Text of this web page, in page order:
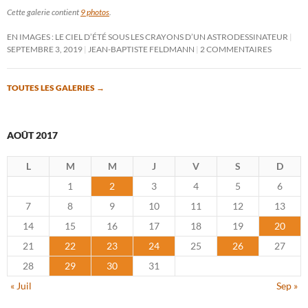
Cette galerie contient 9 photos.
EN IMAGES : LE CIEL D’ÉTÉ SOUS LES CRAYONS D’UN ASTRODESSINATEUR
SEPTEMBRE 3, 2019 JEAN-BAPTISTE FELDMANN 2 COMMENTAIRES
TOUTES LES GALERIES →
AOÛT 2017
L M M J V S
D
1
2 3 4 5
6
7
8 9 10 11 12
13
14
15 16 17 18 19
20
21
22 23 24 25 26
27
28
29 30
31
« Juil
Sep »